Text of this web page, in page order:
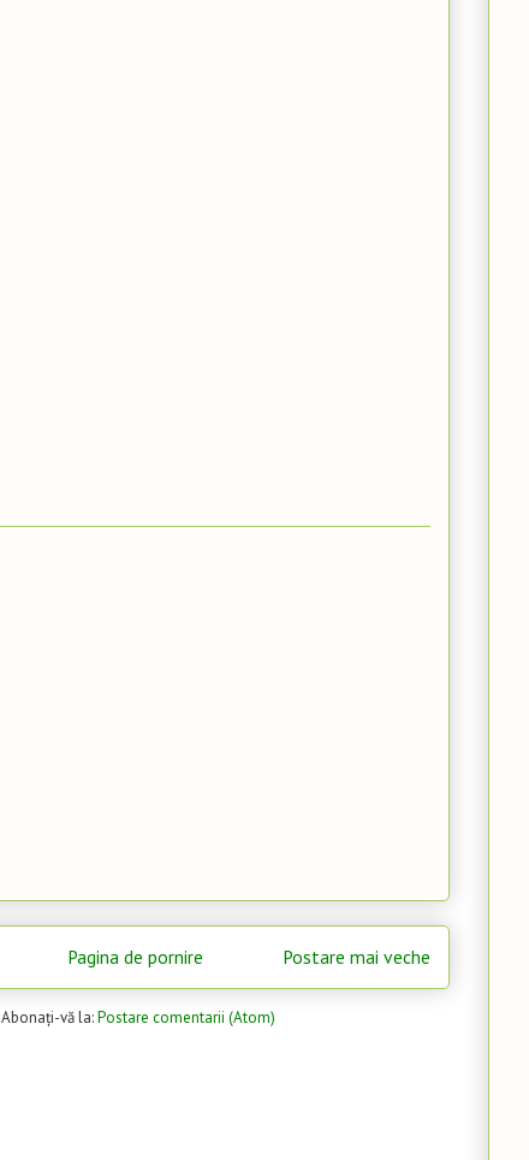
Postare mai veche
Pagina de pornire
Abonați-vă la:Postare comentarii (Atom)